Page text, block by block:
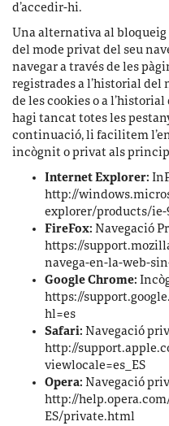
d’accedir-hi.
Una alternativa al bloqueig
del mode privat del seu
navegar a través de les
registrades a l’historial del
de les cookies o a
hagi tancat totes les
continuació, li facilitem
incògnit o privat als
Internet Explorer:
http://
explorer/products/
FireFox: Navegació
https://
navega-en-la-web-
Google Chrome:
https://
hl=es
Safari: Navegació
http://
viewlocale=es_ES
Opera: Navegació
http://
ES/private.html